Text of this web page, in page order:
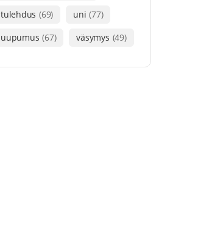
tulehdus (69) uni (77)
uupumus (67) väsymys (49)